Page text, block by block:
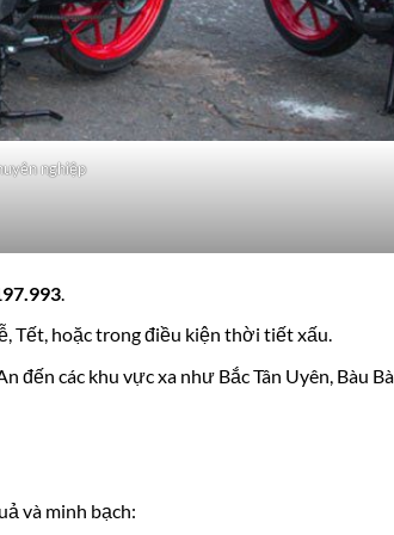
nghiệp
.
Tết, hoặc trong điều kiện thời tiết xấu.
đến các khu vực xa như Bắc Tân Uyên, Bàu
và minh bạch: